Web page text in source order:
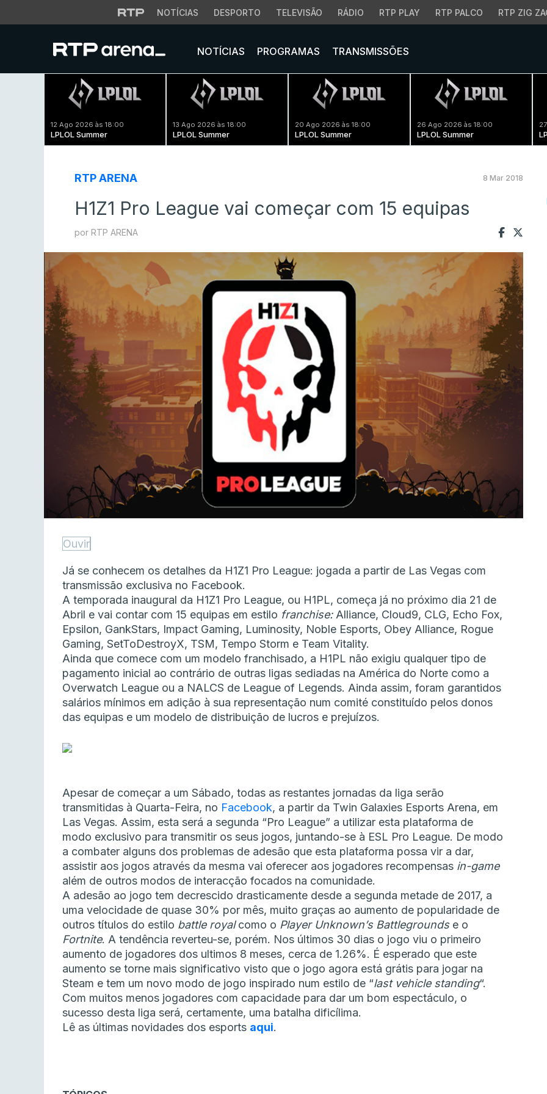
NOTÍCIAS DESPORTO TELEVISÃO RÁDIO RTP PLAY RTP PALCO RTP ZIG
NOTÍCIAS PROGRAMAS TRANSMISSÕES
12 Ago 2026 às 18:00
LPLOL Summer
13 Ago 2026 às 18:00
LPLOL Summer
20 Ago 2026 às 18:00
LPLOL Summer
26 Ago 2026 às 18:00
LPLOL Summer
RTP ARENA 8 Mar 2018
H1Z1 Pro League vai começar com 15 equipas
por RTP ARENA
Ouvir
Já se conhecem os detalhes da H1Z1 Pro League: jogada a partir de Las Vegas com
transmissão exclusiva no Facebook.
A temporada inaugural da H1Z1 Pro League, ou H1PL, começa já no próximo dia 21 de
Abril e vai contar com 15 equipas em estilo franchise: Alliance, Cloud9, CLG, Echo Fox,
Epsilon, GankStars, Impact Gaming, Luminosity, Noble Esports, Obey Alliance, Rogue
Gaming, SetToDestroyX, TSM, Tempo Storm e Team Vitality.
Ainda que comece com um modelo franchisado, a H1PL não exigiu qualquer tipo de
pagamento inicial ao contrário de outras ligas sediadas na América do Norte como a
Overwatch League ou a NALCS de League of Legends. Ainda assim, foram garantidos
salários mínimos em adição à sua representação num comité constituído pelos donos
das equipas e um modelo de distribuição de lucros e prejuízos.
Apesar de começar a um Sábado, todas as restantes jornadas da liga serão
transmitidas à Quarta-Feira, no Facebook, a partir da Twin Galaxies Esports Arena, em
Las Vegas. Assim, esta será a segunda “Pro League” a utilizar esta plataforma de
modo exclusivo para transmitir os seus jogos, juntando-se à ESL Pro League. De modo
a combater alguns dos problemas de adesão que esta plataforma possa vir a dar,
assistir aos jogos através da mesma vai oferecer aos jogadores recompensas in-game
além de outros modos de interacção focados na comunidade.
A adesão ao jogo tem decrescido drasticamente desde a segunda metade de 2017, a
uma velocidade de quase 30% por mês, muito graças ao aumento de popularidade de
outros títulos do estilo battle royalcomo o Player Unknown’s Battlegroundse o
Fortnite. A tendência reverteu-se, porém. Nos últimos 30 dias o jogo viu o primeiro
aumento de jogadores dos ultimos 8 meses, cerca de 1.26%. É esperado que este
aumento se torne mais significativo visto que o jogo agora está grátis para jogar na
Steam e tem um novo modo de jogo inspirado num estilo de “last vehicle standing“.
Com muitos menos jogadores com capacidade para dar um bom espectáculo, o
sucesso desta liga será, certamente, uma batalha dificílima.
Lê as últimas novidades dos esports aqui.